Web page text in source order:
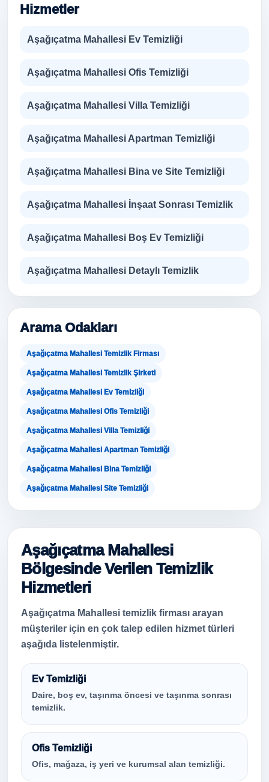
Hizmetler
Aşağıçatma Mahallesi Ev Temizliği
Aşağıçatma Mahallesi Ofis Temizliği
Aşağıçatma Mahallesi Villa Temizliği
Aşağıçatma Mahallesi Apartman Temizliği
Aşağıçatma Mahallesi Bina ve Site Temizliği
Aşağıçatma Mahallesi İnşaat Sonrası Temizlik
Aşağıçatma Mahallesi Boş Ev Temizliği
Aşağıçatma Mahallesi Detaylı Temizlik
Arama Odakları
Aşağıçatma Mahallesi Temizlik Firması
Aşağıçatma Mahallesi Temizlik Şirketi
Aşağıçatma Mahallesi Ev Temizliği
Aşağıçatma Mahallesi Ofis Temizliği
Aşağıçatma Mahallesi Villa Temizliği
Aşağıçatma Mahallesi Apartman Temizliği
Aşağıçatma Mahallesi Bina Temizliği
Aşağıçatma Mahallesi Site Temizliği
Aşağıçatma Mahallesi
Bölgesinde Verilen Temizlik
Hizmetleri
Aşağıçatma Mahallesi temizlik firması arayan
müşteriler için en çok talep edilen hizmet türleri
aşağıda listelenmiştir.
Ev Temizliği
Daire, boş ev, taşınma öncesi ve taşınma sonrası
temizlik.
Ofis Temizliği
Ofis, mağaza, iş yeri ve kurumsal alan temizliği.